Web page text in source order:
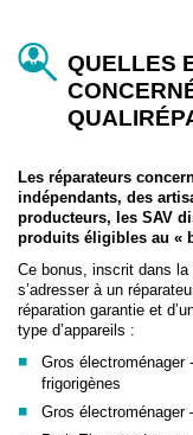
QUELLES
Les réparateurs
indépendants, des
producteurs, les SAV
produits éligibles au «
Ce bonus, inscrit dans
s’adresser à un
réparation garantie et
type d’appareils :
Gros électroménager
frigorigènes
Gros électroménager